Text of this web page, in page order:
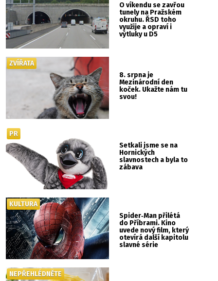
O víkendu se zavřou
tunely na Pražském
okruhu. ŘSD toho
využije a opraví i
výtluky u D5
8. srpna je
Mezinárodní den
koček. Ukažte nám tu
svou!
ZVÍŘATA
Setkali jsme se na
Hornických
slavnostech a byla to
zábava
PR
Spider‑Man přilétá
do Příbrami. Kino
uvede nový film, který
otevírá další kapitolu
slavné série
KULTURA
NEPŘEHLÉDNĚTE